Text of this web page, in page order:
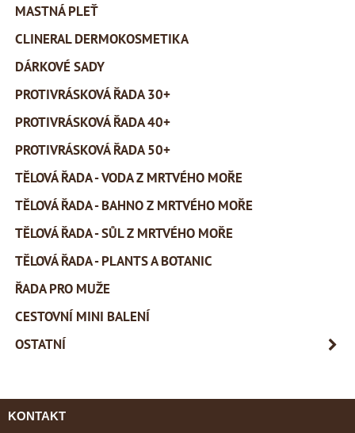
MASTNÁ PLEŤ
CLINERAL DERMOKOSMETIKA
DÁRKOVÉ SADY
PROTIVRÁSKOVÁ ŘADA 30+
PROTIVRÁSKOVÁ ŘADA 40+
PROTIVRÁSKOVÁ ŘADA 50+
TĚLOVÁ ŘADA - VODA Z MRTVÉHO MOŘE
TĚLOVÁ ŘADA - BAHNO Z MRTVÉHO MOŘE
TĚLOVÁ ŘADA - SŮL Z MRTVÉHO MOŘE
TĚLOVÁ ŘADA - PLANTS A BOTANIC
ŘADA PRO MUŽE
CESTOVNÍ MINI BALENÍ
OSTATNÍ
KONTAKT